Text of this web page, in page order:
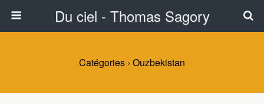
Du ciel - Thomas Sagory
Catégories › Ouzbekistan